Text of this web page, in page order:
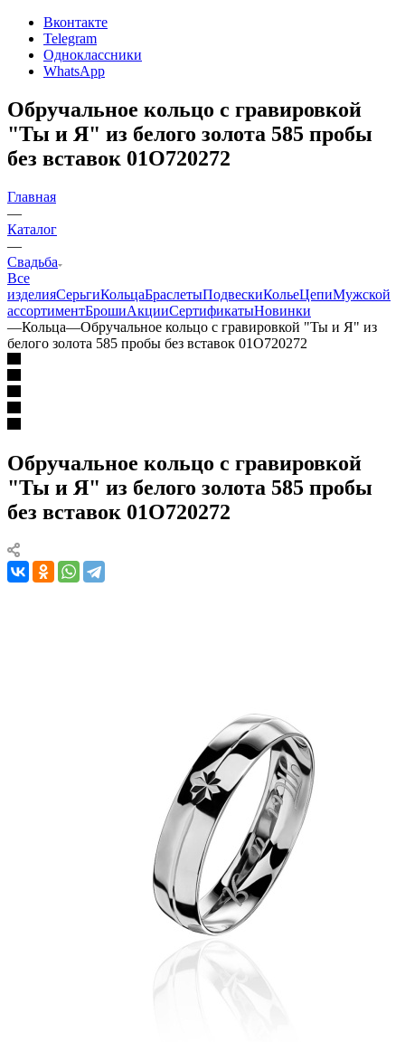
Вконтакте
Telegram
Одноклассники
WhatsApp
Обручальное кольцо с гравировкой
"Ты и Я" из белого золота 585 пробы
без вставок 01О720272
Главная
—
Каталог
—
Свадьба
Все
изделияСерьгиКольцаБраслетыПодвескиКольеЦепиМужской
ассортиментБрошиАкцииСертификатыНовинки
—Кольца—Обручальное кольцо с гравировкой "Ты и Я" из
белого золота 585 пробы без вставок 01О720272
Обручальное кольцо с гравировкой
"Ты и Я" из белого золота 585 пробы
без вставок 01О720272